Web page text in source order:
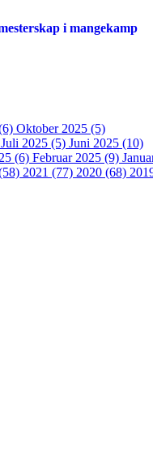
i mangekamp
Oktober 2025 (5)
Juli 2025 (5) Juni 2025 (10)
(6) Februar 2025 (9)
2021 (77) 2020 (68)